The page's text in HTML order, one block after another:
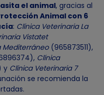
el animal, gracias al
Animal con 6
: Clínica Veterinaria La
Vistatet
Mediterráneo(965873511),
Clínica
y Clínica Veterinaria 7
se recomienda la